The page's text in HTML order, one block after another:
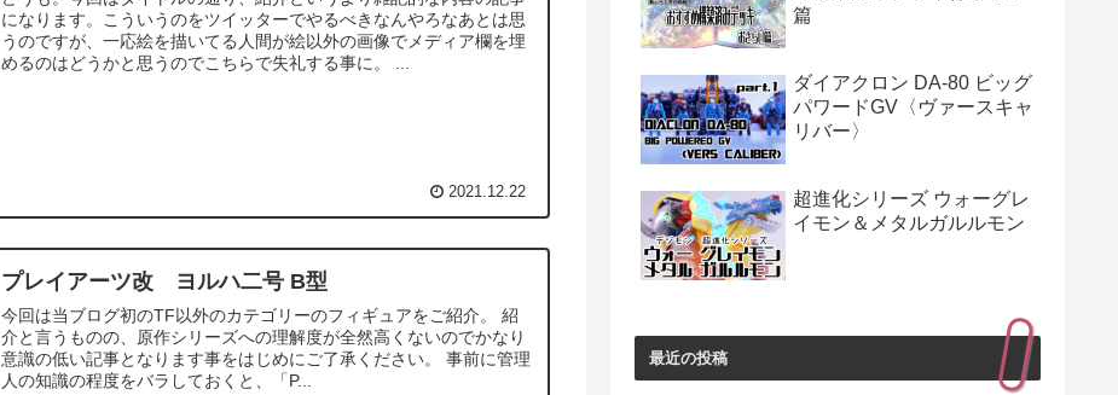
になります。こういうのをツイッターでやるべきなんやろなあとは思
うのですが、一応絵を描いてる人間が絵以外の画像でメディア欄を埋
めるのはどうかと思うのでこちらで失礼する事に。 ...
2021.12.22
プレイアーツ改 ヨルハ二号 B型
今回は当ブログ初のTF以外のカテゴリーのフィギュアをご紹介。 紹
介と言うものの、原作シリーズへの理解度が全然高くないのでかなり
意識の低い記事となります事をはじめにご了承ください。 事前に管理
人の知識の程度をバラしておくと、「P...
篇
ダイアクロン DA-80 ビッグ
パワードGV〈ヴァースキャ
リバー〉
超進化シリーズ ウォーグレ
イモン＆メタルガルルモン
最近の投稿